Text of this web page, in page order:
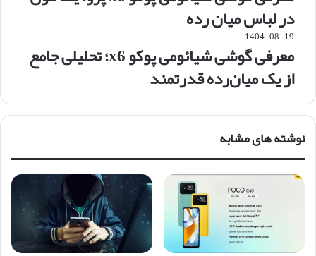
در لباس میان رده
1404-08-19
معرفی گوشی شیائومی پوکو x6؛ تحلیلی جامع
از یک میان‌رده قدرتمند
نوشته های مشابه